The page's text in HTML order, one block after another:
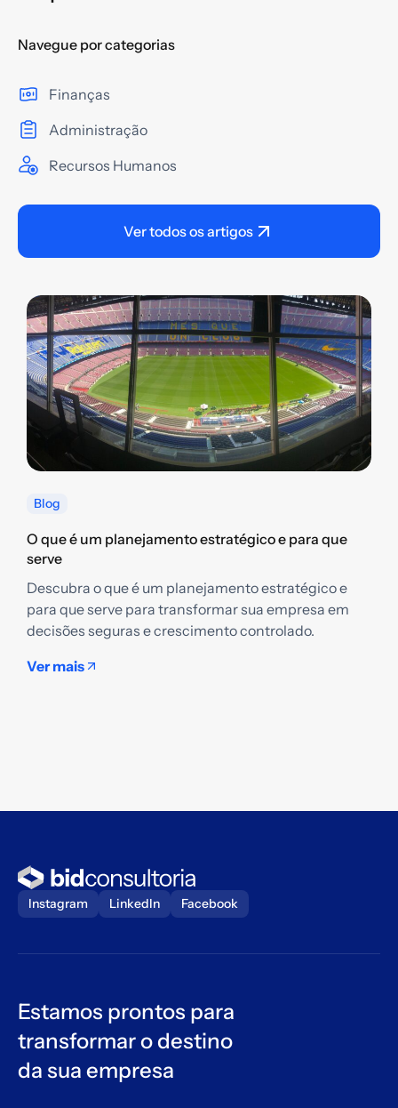
Navegue por categorias
Finanças
Administração
Recursos Humanos
Ver todos os artigos
Blog
O que é um planejamento estratégico e para que
serve
Descubra o que é um planejamento estratégico e
para que serve para transformar sua empresa em
decisões seguras e crescimento controlado.
Ver mais
Instagram LinkedIn Facebook
Estamos prontos para
transformar o destino
da sua empresa